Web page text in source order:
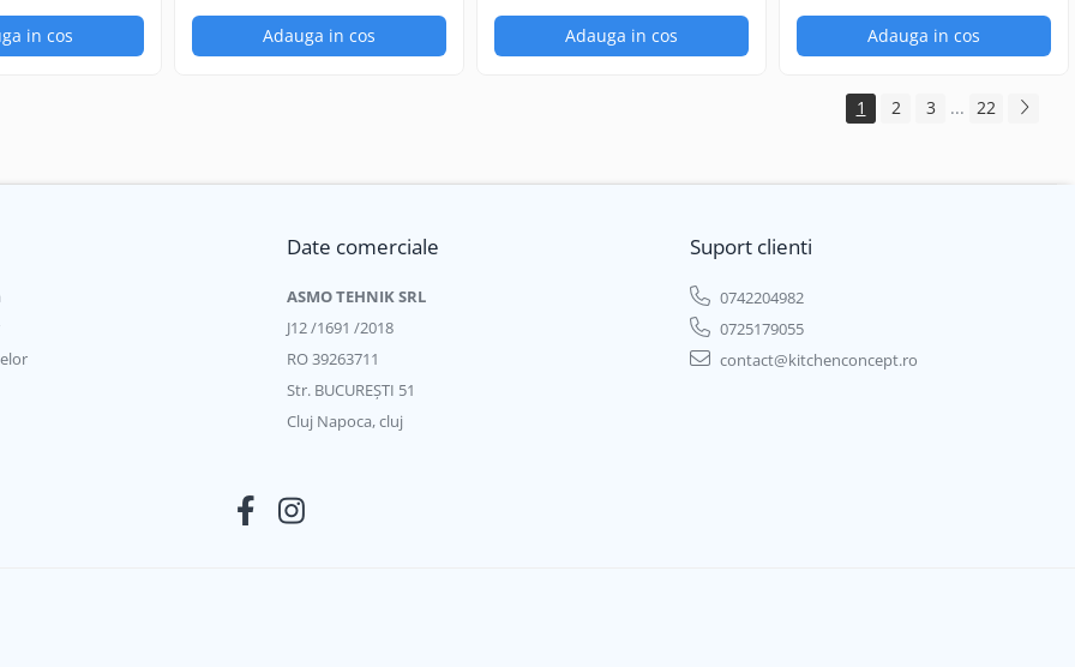
in cos Adauga in cos Adauga in cos Adauga in cos
1 2 3 ... 22
Date comerciale
ASMO TEHNIK SRL
J12 /1691 /2018
RO 39263711
Str. BUCUREŞTI 51
Cluj Napoca, cluj
Suport clienti
0742204982
0725179055
contact@kitchenconcept.ro